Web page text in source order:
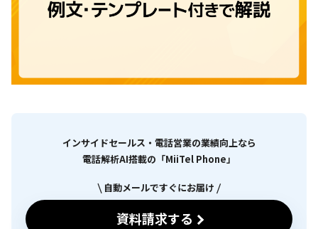
インサイドセールス・電話営業の業績向上なら
電話解析AI搭載の「MiiTel Phone」
自動メールですぐにお届け
資料請求する